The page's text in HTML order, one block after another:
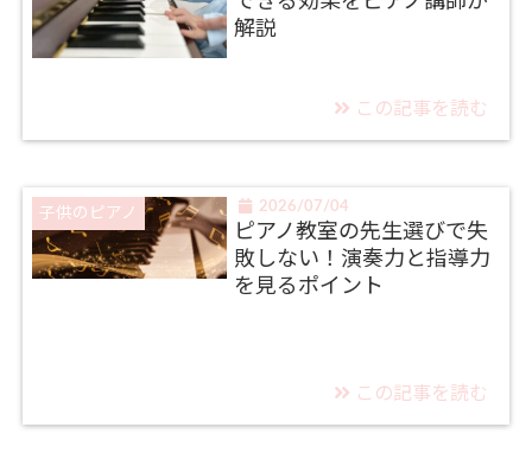
解説
この記事を読む
子供のピアノ 2026/07/04
ピアノ教室の先生選びで失
敗しない！演奏力と指導力
を見るポイント
この記事を読む